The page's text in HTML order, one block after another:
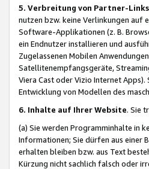
5. Verbreitung von Partner-
nutzen bzw. keine Verlinkungen auf
Software-Applikationen (z. B.
ein Endnutzer installieren und
Zugelassenen Mobilen
Satellitenempfangsgeräte,
Viera Cast oder Vizio Internet
Entwicklung von Modellen des
6. Inhalte auf Ihrer Website. Sie
(a) Sie werden Programminhalte in
Informationen; Sie dürfen aus einer
erhalten bleiben bzw. aus Text
Kürzung nicht sachlich falsch oder